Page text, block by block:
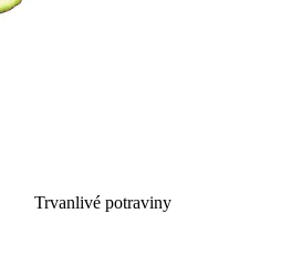
Trvanlivé potraviny